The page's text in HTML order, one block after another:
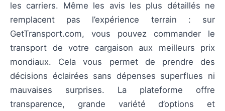
les carriers. Même les avis les plus détaillés ne
remplacent pas l’expérience terrain : sur
GetTransport.com, vous pouvez commander le
transport de votre cargaison aux meilleurs prix
mondiaux. Cela vous permet de prendre des
décisions éclairées sans dépenses superflues ni
mauvaises surprises. La plateforme offre
transparence, grande variété d’options et